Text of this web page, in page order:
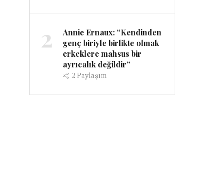
2
Annie Ernaux: “Kendinden
genç biriyle birlikte olmak
erkeklere mahsus bir
ayrıcalık değildir”
2Paylaşım